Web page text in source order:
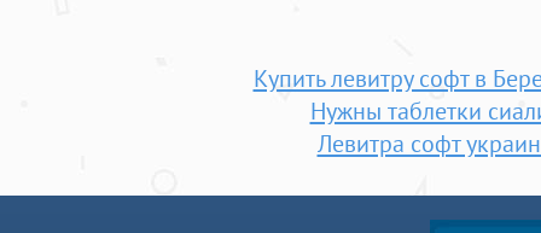
Купить левитру софт в
Нужны таблетки
Левитра софт